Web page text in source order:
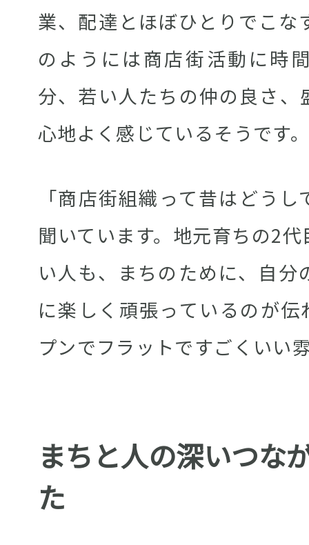
業、配達とほぼひとりでこな
のようには商店街活動に時
分、若い人たちの仲の良さ、
心地よく感じているそうです。
「商店街組織って昔はどう
聞いています。地元育ちの2
い人も、まちのために、自分
に楽しく頑張っているのが伝
プンでフラットですごくいい
まちと人の深いつな
た